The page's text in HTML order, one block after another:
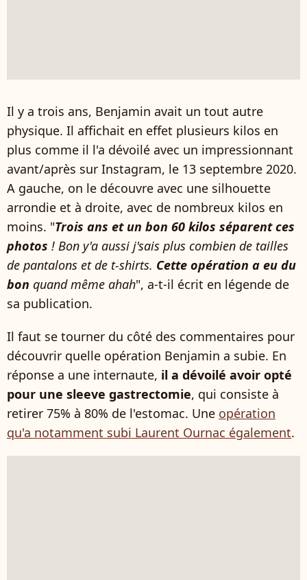
Il y a trois ans, Benjamin avait un tout autre
physique. Il affichait en effet plusieurs kilos en
plus comme il l'a dévoilé avec un impressionnant
avant/après sur Instagram, le 13 septembre 2020.
A gauche, on le découvre avec une silhouette
arrondie et à droite, avec de nombreux kilos en
moins. "Trois ans et un bon 60 kilos séparent ces
photos ! Bon y'a aussi j'sais plus combien de tailles
de pantalons et de t-shirts. Cette opération a eu du
bon quand même ahah", a-t-il écrit en légende de
sa publication.
Il faut se tourner du côté des commentaires pour
découvrir quelle opération Benjamin a subie. En
réponse a une internaute, il a dévoilé avoir opté
pour une sleeve gastrectomie, qui consiste à
retirer 75% à 80% de l'estomac. Une opération
qu'a notamment subi Laurent Ournac également.